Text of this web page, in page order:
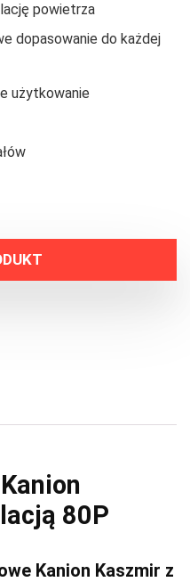
powietrza
dopasowanie do każdej
użytkowanie
80P
Kanion Kaszmir z